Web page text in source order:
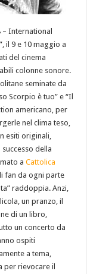
International
il 9 e 10 maggio a
del cinema
colonne sonore.
seminate da
Scorpio è tuo” e “Il
americano, per
nel clima teso,
esiti originali,
della
aCattolica
fan da ogni parte
raddoppia. Anzi,
un pranzo, il
di un libro,
un concerto da
ospiti
a tema,
per rievocare il